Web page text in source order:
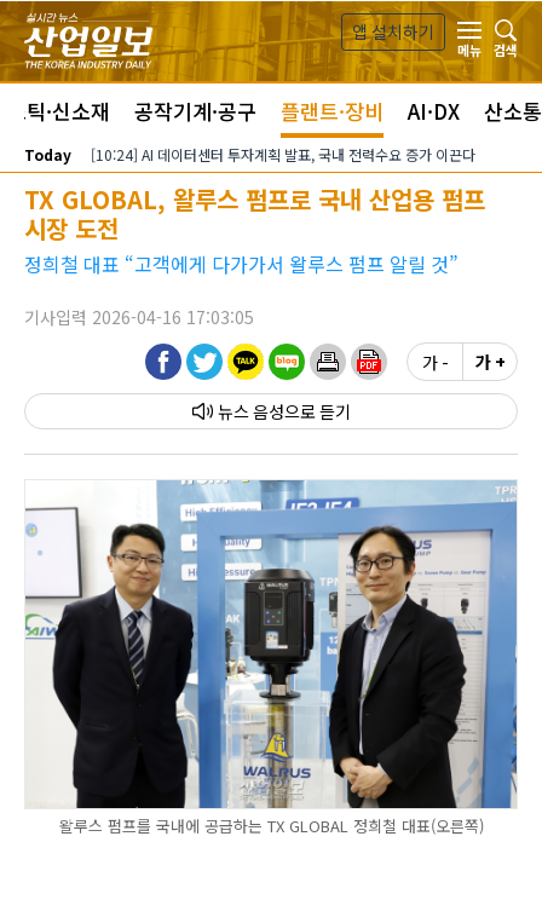
본문 바로가기
앱 설치하기
메뉴
검색
틱·신소재 공작기계·공구 플랜트·장비 AI·DX 산소통
Today [10:24] AI 데이터센터 투자계획 발표, 국내 전력수요 증가 이끈다
TX GLOBAL, 왈루스 펌프로 국내 산업용 펌프
시장 도전
정희철 대표 “고객에게 다가가서 왈루스 펌프 알릴 것”
기사입력 2026-04-16 17:03:05
뉴스 음성
가 - 가 +
왈루스 펌프를 국내에 공급하는 TX GLOBAL 정희철 대표(오른쪽)